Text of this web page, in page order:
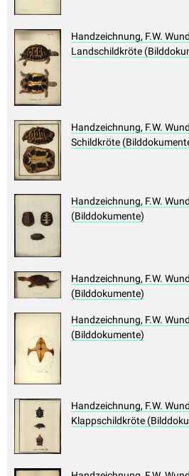
Handzeichnung, F.W.
Landschildkröte
Handzeichnung, F.W.
Schildkröte
Handzeichnung, F.W.
(Bilddokumente)
Handzeichnung, F.W.
(Bilddokumente)
Handzeichnung, F.W.
(Bilddokumente)
Handzeichnung, F.W.
Klappschildkröte